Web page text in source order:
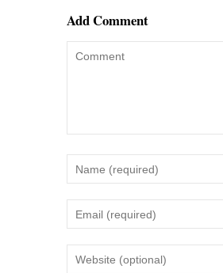
Add Comment